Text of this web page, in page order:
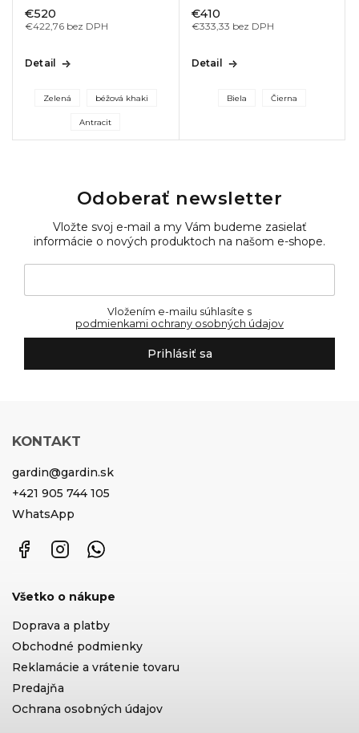
€422,76 bez DPH
€520
Detail
Zelená béžová khaki
Antracit
€333,33 bez DPH
€410
Detail
Biela Čierna
Odoberať newsletter
Vložte svoj e-mail a my Vám budeme zasielať
informácie o nových produktoch na našom e-shope.
podmienkami ochrany osobných údajov
Prihlásiť sa
KONTAKT
gardin@gardin.sk
+421 905 744 105
WhatsApp
FacebookInstagram
Všetko o nákupe
Doprava a platby
Obchodné podmienky
Reklamácie a vrátenie tovaru
Predajňa
Ochrana osobných údajov